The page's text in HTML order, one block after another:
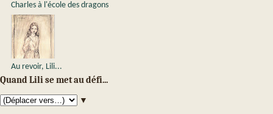
Charles à l'école des dragons
Au revoir, Lili...
Quand Lili se met au défi...
▼